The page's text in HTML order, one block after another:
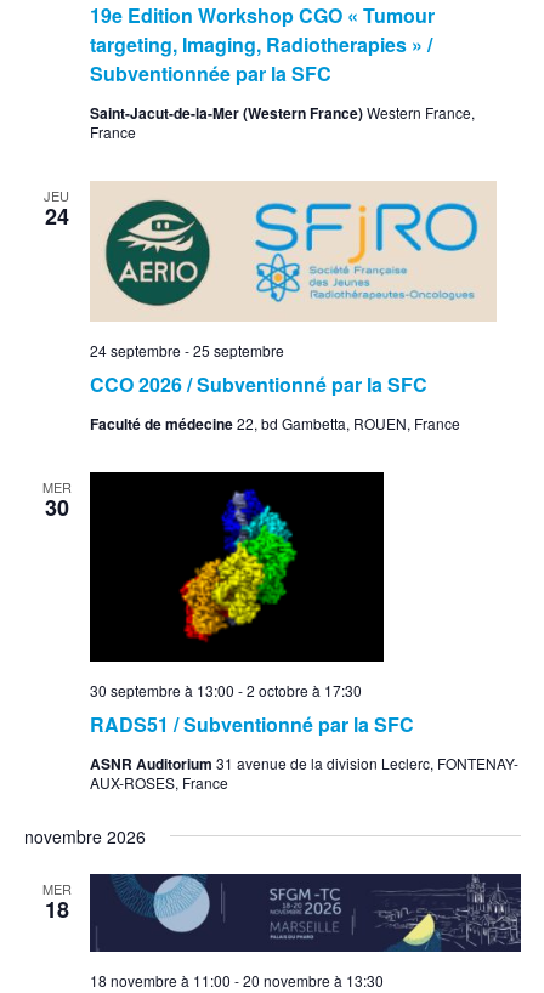
19e Edition Workshop CGO « Tumour
targeting, Imaging, Radiotherapies » /
Subventionnée par la SFC
Saint-Jacut-de-la-Mer (Western France)Western France,
France
JEU
24
CCO 2026 / Subventionné par la SFC
24 septembre -25 septembre
Faculté de médecine22, bd Gambetta, ROUEN, France
MER
30
RADS51 / Subventionné par la SFC
30 septembre à 13:00 -2 octobre à 17:30
ASNR Auditorium 31 avenue de la division Leclerc, FONTENAY-
AUX-ROSES, France
novembre 2026
MER
18
18 novembre à 11:00 -20 novembre à 13:30